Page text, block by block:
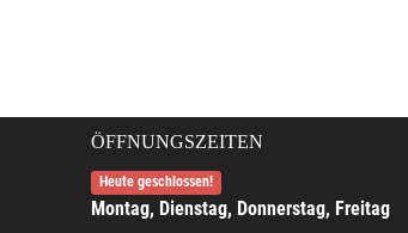
ÖFFNUNGSZEITEN
Heute geschlossen!
Montag, Dienstag, Donnerstag, Freitag